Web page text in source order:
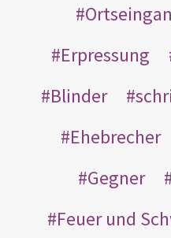
Erpressung
Blinder
Ehebrecher
Gegner
Feuer und